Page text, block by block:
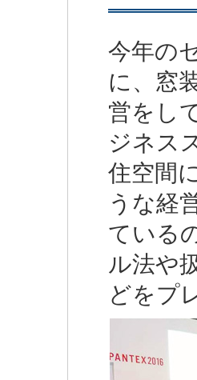
今年の
に、窓
営をし
ジネス
住空間
うな経
ている
ル法や
どをプ